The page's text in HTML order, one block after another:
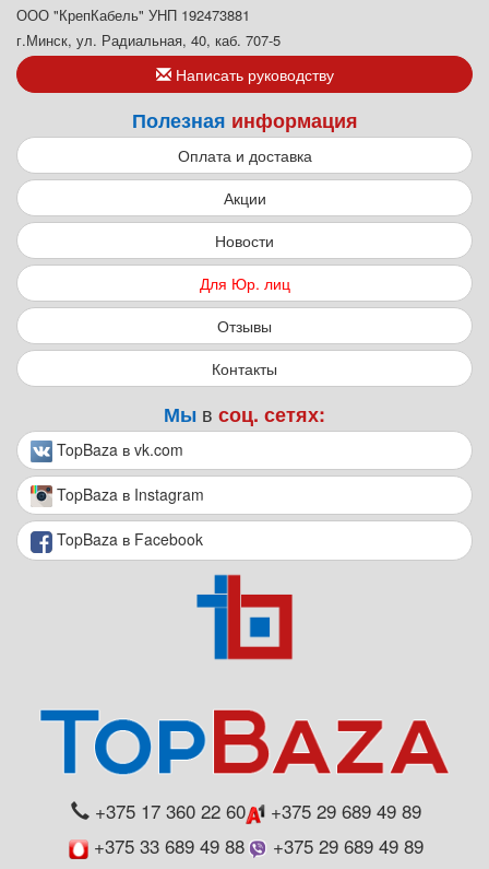
ООО "КрепКабель" УНП 192473881
г.Минск, ул. Радиальная, 40, каб. 707-5
Написать руководству
Полезная информация
Оплата и доставка
Акции
Новости
Для Юр. лиц
Отзывы
Контакты
Мы в соц. сетях:
TopBaza в vk.com
TopBaza в Instagram
TopBaza в Facebook
+375 17 360 22 60
+375 29 689 49 89
+375 33 689 49 88
+375 29 689 49 89